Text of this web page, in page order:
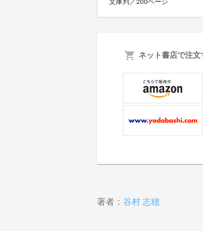
ネット書店で注文
著者： 谷村 志穂